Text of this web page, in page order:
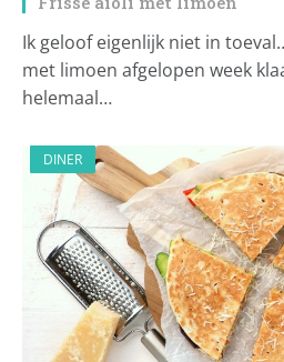
Ik geloof eigenlijk niet in
met limoen afgelopen week
helemaal…
DINER